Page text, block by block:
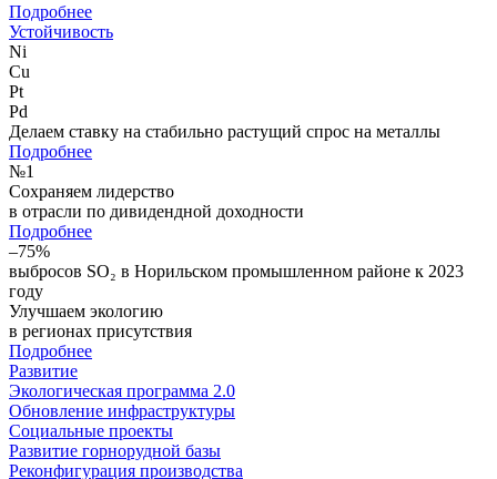
Подробнее
Устойчивость
Ni
Cu
Pt
Pd
Делаем ставку на стабильно растущий спрос на металлы
Подробнее
№1
Сохраняем лидерство
в отрасли по дивидендной доходности
Подробнее
–75%
выбросов SO₂ в Норильском промышленном районе к 2023
году
Улучшаем экологию
в регионах присутствия
Подробнее
Развитие
Экологическая программа 2.0
Обновление инфраструктуры
Социальные проекты
Развитие горнорудной базы
Реконфигурация производства